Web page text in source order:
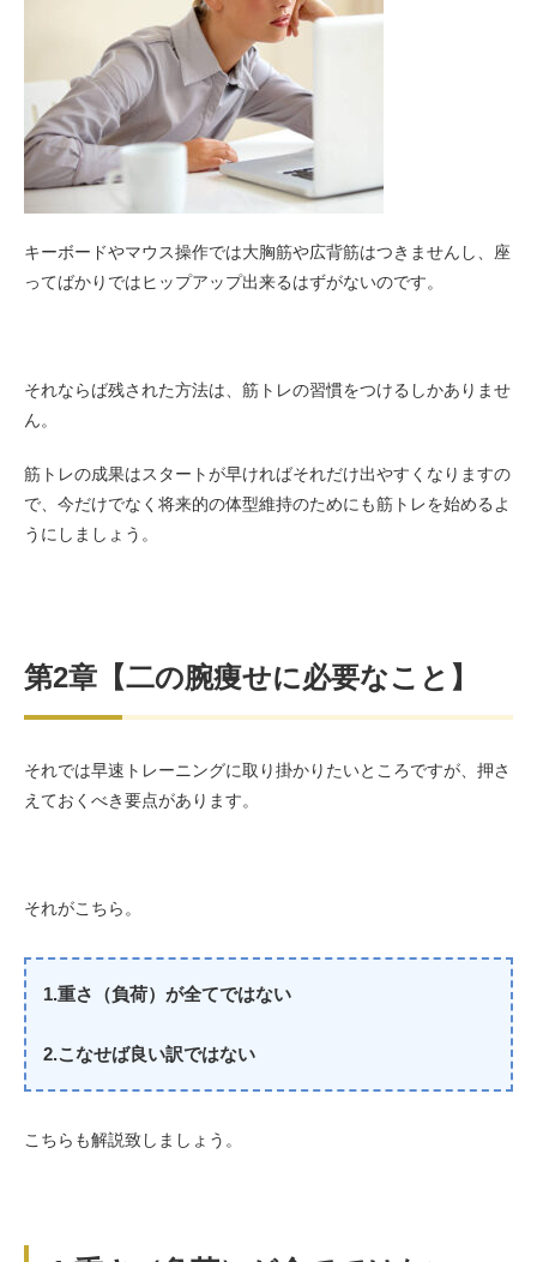
キーボードやマウス操作では大胸筋や広背筋はつきませんし、座
ってばかりではヒップアップ出来るはずがないのです。
それならば残された方法は、筋トレの習慣をつけるしかありませ
ん。
筋トレの成果はスタートが早ければそれだけ出やすくなりますの
で、今だけでなく将来的の体型維持のためにも筋トレを始めるよ
うにしましょう。
第2章【二の腕痩せに必要なこと】
それでは早速トレーニングに取り掛かりたいところですが、押さ
えておくべき要点があります。
それがこちら。
1.重さ（負荷）が全てではない
2.こなせば良い訳ではない
こちらも解説致しましょう。